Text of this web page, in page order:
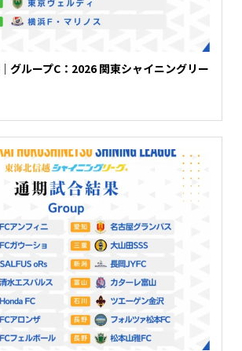
グループC：2026 関東シャイニングリー